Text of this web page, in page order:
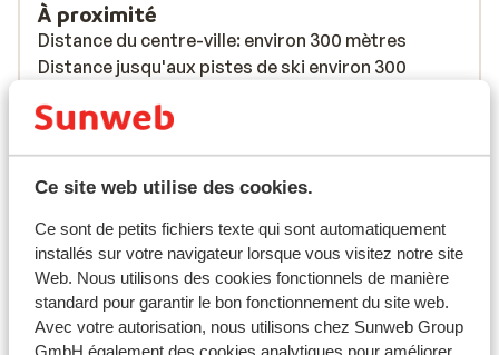
Ce site web utilise des cookies.
Ce sont de petits fichiers texte qui sont automatiquement
installés sur votre navigateur lorsque vous visitez notre site
Web. Nous utilisons des cookies fonctionnels de manière
standard pour garantir le bon fonctionnement du site web.
Avec votre autorisation, nous utilisons chez Sunweb Group
À proximité
Distance du centre-ville: environ 300 mètres
Distance jusqu'aux pistes de ski environ 300
Distance jusqu'a l'arrêt du bus de ski environ 300
environ 300 mètres
Distance aux magasins les plus proches environ
300 mètres
Endroit calme
Forfait, cours et matériel de ski